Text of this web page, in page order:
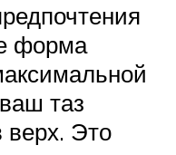
форма
таз
верх. Это